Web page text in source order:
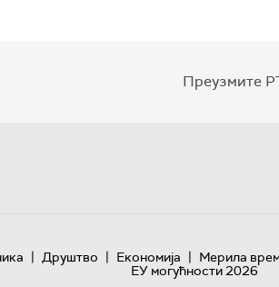
Преузмите
| Друштво | Економија | Мерила
ЕУ могућности 2026